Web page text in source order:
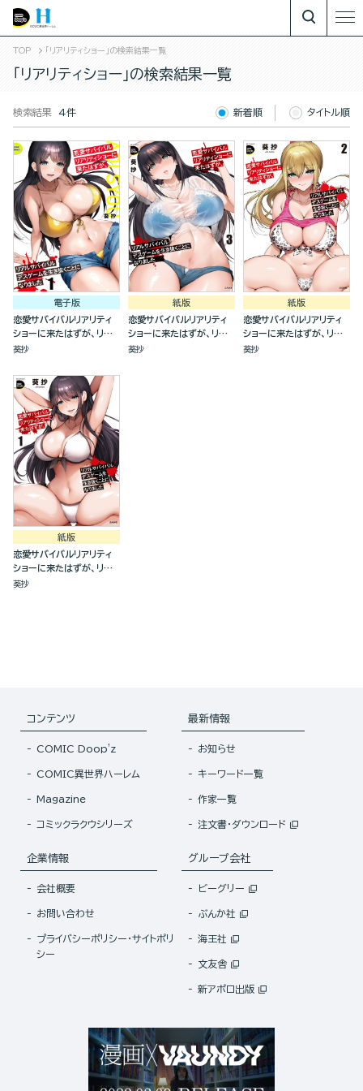
TOP 「リアリティショー」の検索結果一覧
「リアリティショー」の検索結果一覧
検索結果 4件 新着順 タイトル順
電子版
恋愛サバイバルリアリティ
ショーに来たはずが、リア
ルサバイバルデスゲームを
（分冊版）
葵抄
紙版
恋愛サバイバルリアリティ
ショーに来たはずが、リア
ルサバイバルデスゲームを
葵抄
紙版
恋愛サバイバルリアリティ
ショーに来たはずが、リア
ルサバイバルデスゲームを
葵抄
紙版
恋愛サバイバルリアリティ
ショーに来たはずが、リア
ルサバイバルデスゲームを
葵抄
コンテンツ
COMIC Doop'z
COMIC異世界ハーレム
Magazine
コミックラクウシリーズ
最新情報
お知らせ
キーワード一覧
作家一覧
注文書・ダウンロード
企業情報
会社概要
お問い合わせ
プライバシーポリシー・サイトポリ
シー
グループ会社
ビーグリー
ぶんか社
海王社
文友舎
新アポロ出版